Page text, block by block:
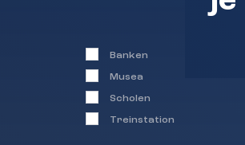
Banken
Musea
Scholen
Treinstation